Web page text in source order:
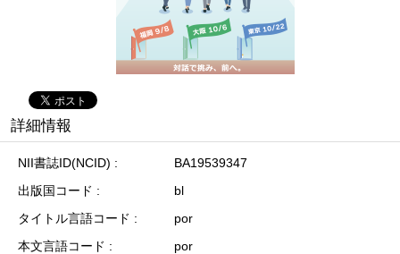
詳細情報
NII書誌ID(NCID)
BA19539347
出版国コード
bl
タイトル言語コード
por
本文言語コード
por